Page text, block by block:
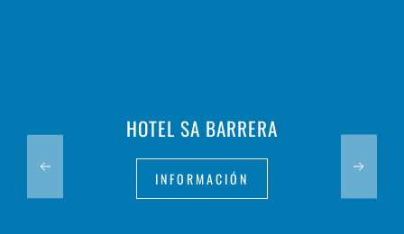
HOTEL SA BARRERA
INFORMACIÓN